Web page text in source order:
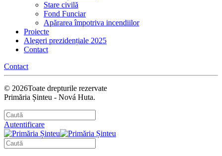
Stare civilă
Fond Funciar
Apărarea împotriva incendiilor
Proiecte
Alegeri prezidențiale 2025
Contact
Contact
© 2026Toate drepturile rezervate
Primăria Șinteu - Nová Huta.
Autentificare